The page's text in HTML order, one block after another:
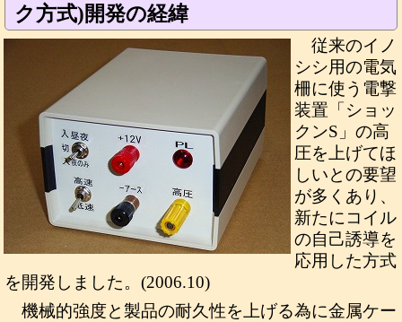
ク方式)開発の経緯
従来のイノ
シシ用の電気
柵に使う電撃
装置「ショッ
クンS」の高
圧を上げてほ
しいとの要望
が多くあり、
新たにコイル
の自己誘導を
応用した方式
を開発しました。(2006.10)
機械的強度と製品の耐久性を上げる為に金属ケー